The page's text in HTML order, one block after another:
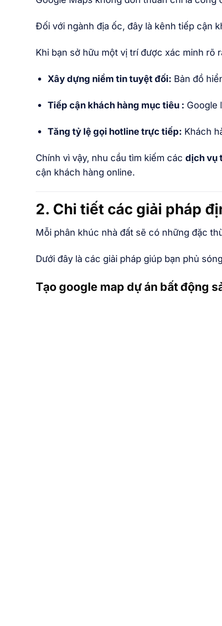
Đối với ngành địa ốc, đây là kênh tiếp cận
Khi bạn sở hữu một vị trí được xác minh rõ
Xây dựng niềm tin tuyệt đối: Bản đồ
Tiếp cận khách hàng mục tiêu : Google
Tăng tỷ lệ gọi hotline trực tiếp: Khách
Chính vì vậy, nhu cầu tìm kiếm các dịch vụ
cận khách hàng online.
2. Chi tiết các giải pháp
Mỗi phân khúc nhà đất sẽ có những đặc
Dưới đây là các giải pháp giúp bạn phủ
Tạo google map dự án bất động